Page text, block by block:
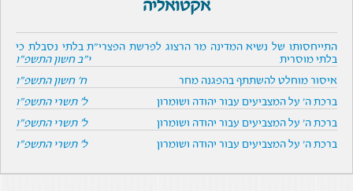
אקטואליה
התייחסותו של נשיא המדינה מר הרצוג לפרשת הפצרי"ת בלתי נסבלת כי
בלתי מוסרית
י"ב חשון התשפ"ו
איסור מוחלט להשתתף בהפגנה מחר
ח' חשון התשפ"ו
ברכת ה' על המצביעים עבור יהודה ושומרון
ל' תשרי התשפ"ו
ברכת ה' על המצביעים עבור יהודה ושומרון
ל' תשרי התשפ"ו
ברכת ה' על המצביעים עבור יהודה ושומרון
ל' תשרי התשפ"ו